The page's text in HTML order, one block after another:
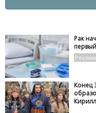
Рак
Конец